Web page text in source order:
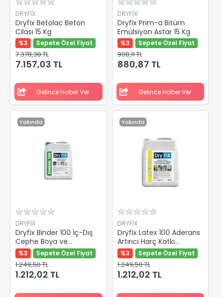
DRYFİX
Dryfix Betolac Beton
Cilası 15 Kg
%3 Sepete Özel Fiyat
7.378,38 TL
7.157,03 TL
Gelince Haber Ver
DRYFİX
Dryfix Prim-a Bitüm
Emülsiyon Astar 15 Kg
%3 Sepete Özel Fiyat
908,11 TL
880,87 TL
Gelince Haber Ver
Yakında
DRYFİX
Dryfix Binder 100 İç-Dış
Cephe Boya ve
İzolasyon Astarı 5 Lt
%3 Sepete Özel Fiyat
1.249,50 TL
1.212,02 TL
Yakında
DRYFİX
Dryfix Latex 100 Aderans
Artırıcı Harç Katkı
Malzemesi 5 Lt
%3 Sepete Özel Fiyat
1.249,50 TL
1.212,02 TL